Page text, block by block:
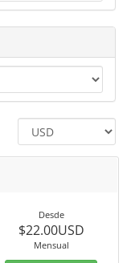
Desde
$22.00USD
Mensual